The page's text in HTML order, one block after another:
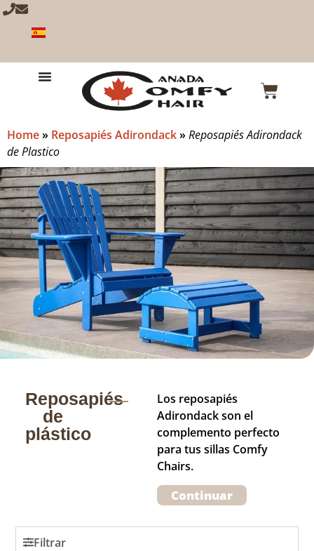
Home» Reposapiés Adirondack»Reposapiés Adirondack
de Plastico
Reposapiés
de
plástico
Los reposapiés
Adirondack son el
complemento perfecto
para tus sillas Comfy
Chairs.
Continuar
Filtrar